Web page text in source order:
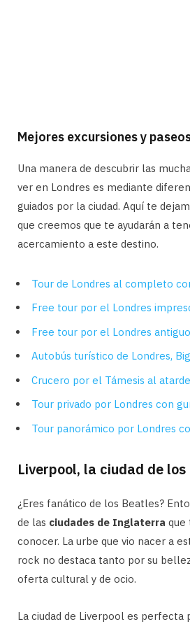
Mejores excursiones y
Una manera de descubrir las
ver en Londres es mediante
guiados por la ciudad. Aquí te
que creemos que te ayudarán a
acercamiento a este destino.
Tour de Londres al completo
Free tour por el Londres
Free tour por el Londres antiguo
Autobús turístico de Londres,
Crucero por el Támesis al
Tour privado por Londres con
Tour panorámico por Londres
Liverpool, la ciudad de
¿Eres fanático de los Beatles?
de las ciudades de Inglaterra que
conocer. La urbe que vio nacer a
rock no destaca tanto por su
oferta cultural y de ocio.
La ciudad de Liverpool es perfecta